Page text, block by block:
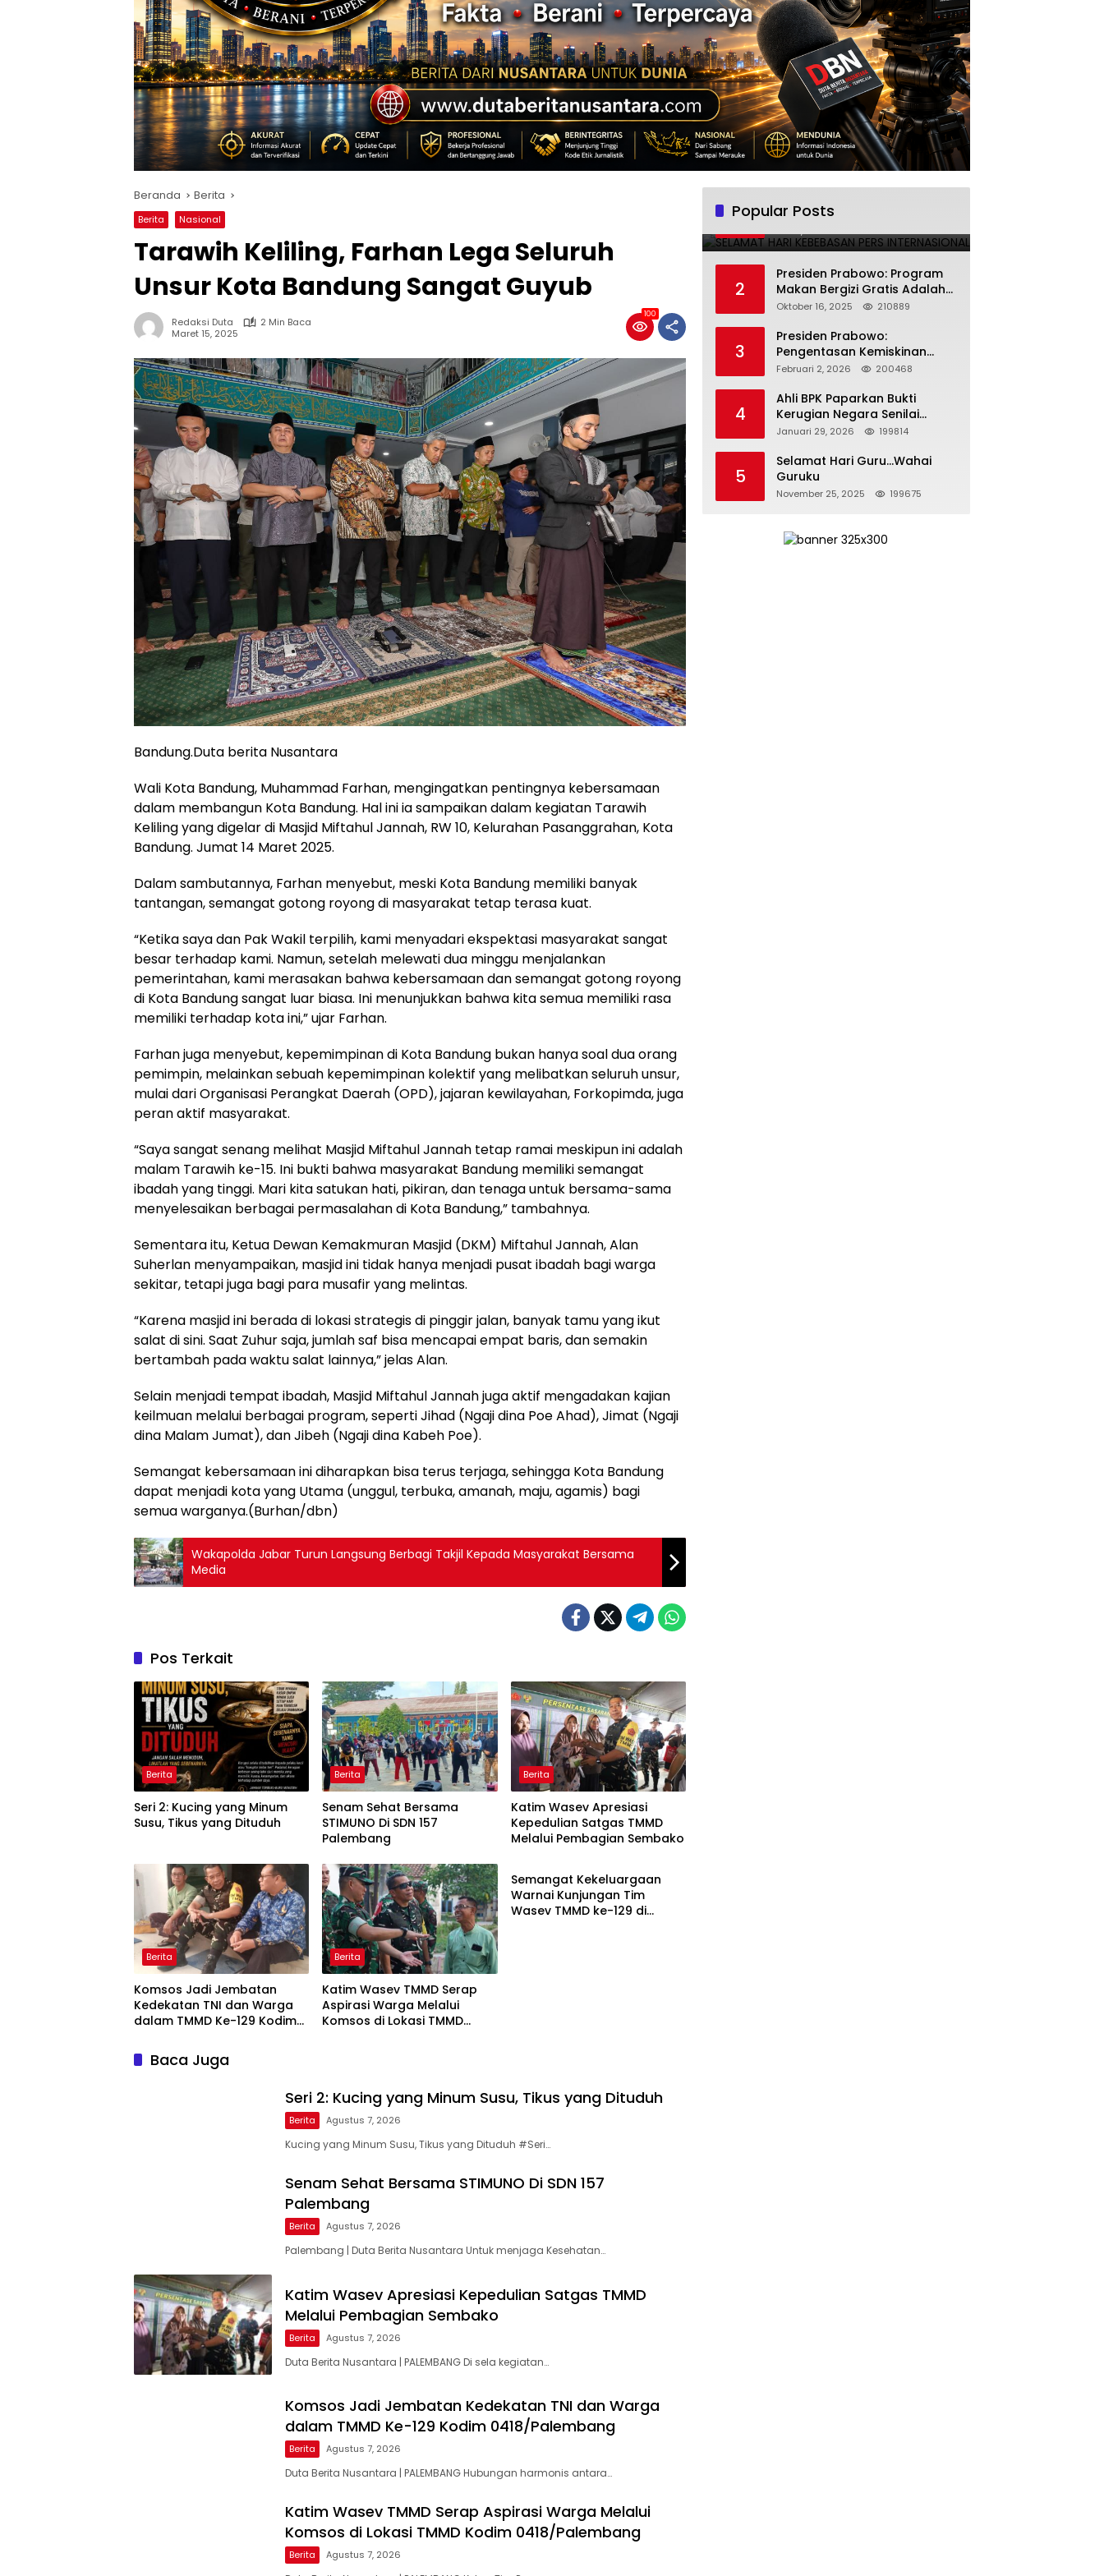
Beranda Berita
Berita Nasional
Tarawih Keliling, Farhan Lega Seluruh
Unsur Kota Bandung Sangat Guyub
Redaksi Duta
2 Min Baca
Maret 15, 2025
100
Bandung.Duta berita Nusantara
Wali Kota Bandung, Muhammad Farhan, mengingatkan pentingnya kebersamaan
dalam membangun Kota Bandung. Hal ini ia sampaikan dalam kegiatan Tarawih
Keliling yang digelar di Masjid Miftahul Jannah, RW 10, Kelurahan Pasanggrahan, Kota
Bandung. Jumat 14 Maret 2025.
Dalam sambutannya, Farhan menyebut, meski Kota Bandung memiliki banyak
tantangan, semangat gotong royong di masyarakat tetap terasa kuat.
“Ketika saya dan Pak Wakil terpilih, kami menyadari ekspektasi masyarakat sangat
besar terhadap kami. Namun, setelah melewati dua minggu menjalankan
pemerintahan, kami merasakan bahwa kebersamaan dan semangat gotong royong
di Kota Bandung sangat luar biasa. Ini menunjukkan bahwa kita semua memiliki rasa
memiliki terhadap kota ini,” ujar Farhan.
Farhan juga menyebut, kepemimpinan di Kota Bandung bukan hanya soal dua orang
pemimpin, melainkan sebuah kepemimpinan kolektif yang melibatkan seluruh unsur,
mulai dari Organisasi Perangkat Daerah (OPD), jajaran kewilayahan, Forkopimda, juga
peran aktif masyarakat.
“Saya sangat senang melihat Masjid Miftahul Jannah tetap ramai meskipun ini adalah
malam Tarawih ke-15. Ini bukti bahwa masyarakat Bandung memiliki semangat
ibadah yang tinggi. Mari kita satukan hati, pikiran, dan tenaga untuk bersama-sama
menyelesaikan berbagai permasalahan di Kota Bandung,” tambahnya.
Sementara itu, Ketua Dewan Kemakmuran Masjid (DKM) Miftahul Jannah, Alan
Suherlan menyampaikan, masjid ini tidak hanya menjadi pusat ibadah bagi warga
sekitar, tetapi juga bagi para musafir yang melintas.
“Karena masjid ini berada di lokasi strategis di pinggir jalan, banyak tamu yang ikut
salat di sini. Saat Zuhur saja, jumlah saf bisa mencapai empat baris, dan semakin
bertambah pada waktu salat lainnya,” jelas Alan.
Selain menjadi tempat ibadah, Masjid Miftahul Jannah juga aktif mengadakan kajian
keilmuan melalui berbagai program, seperti Jihad (Ngaji dina Poe Ahad), Jimat (Ngaji
dina Malam Jumat), dan Jibeh (Ngaji dina Kabeh Poe).
Semangat kebersamaan ini diharapkan bisa terus terjaga, sehingga Kota Bandung
dapat menjadi kota yang Utama (unggul, terbuka, amanah, maju, agamis) bagi
semua warganya.(Burhan/dbn)
Wakapolda Jabar Turun Langsung Berbagi Takjil Kepada Masyarakat Bersama
Media
Pos Terkait
Berita
Seri 2: Kucing yang Minum
Susu, Tikus yang Dituduh
Berita
Senam Sehat Bersama
STIMUNO Di SDN 157
Palembang
Berita
Katim Wasev Apresiasi
Kepedulian Satgas TMMD
Melalui Pembagian Sembako
Berita
Komsos Jadi Jembatan
Kedekatan TNI dan Warga
dalam TMMD Ke-129 Kodim
Berita
Katim Wasev TMMD Serap
Aspirasi Warga Melalui
Komsos di Lokasi TMMD
Berita
Semangat Kekeluargaan
Warnai Kunjungan Tim
Wasev TMMD ke-129 di
Baca Juga
Seri 2: Kucing yang Minum Susu, Tikus yang Dituduh
Berita Agustus 7, 2026
Kucing yang Minum Susu, Tikus yang Dituduh #Seri…
Senam Sehat Bersama STIMUNO Di SDN 157
Palembang
Berita Agustus 7, 2026
Palembang | Duta Berita Nusantara Untuk menjaga Kesehatan…
Katim Wasev Apresiasi Kepedulian Satgas TMMD
Melalui Pembagian Sembako
Berita Agustus 7, 2026
Duta Berita Nusantara | PALEMBANG Di sela kegiatan…
Komsos Jadi Jembatan Kedekatan TNI dan Warga
dalam TMMD Ke-129 Kodim 0418/Palembang
Berita Agustus 7, 2026
Duta Berita Nusantara | PALEMBANG Hubungan harmonis antara…
Katim Wasev TMMD Serap Aspirasi Warga Melalui
Komsos di Lokasi TMMD Kodim 0418/Palembang
Berita Agustus 7, 2026
Popular Posts
1
INTERNASIONAL
Mei 3, 2025 224691
2
Presiden Prabowo: Program
Makan Bergizi Gratis Adalah
Investasi untuk Masa Depan
Oktober 16, 2025 210889
3
Presiden Prabowo:
Pengentasan Kemiskinan
Butuh Persatuan dan
Bertanggung Jawab
Februari 2, 2026 200468
4
Ahli BPK Paparkan Bukti
Kerugian Negara Senilai
Rp285 Triliun dalam
Pertamina
Januari 29, 2026 199814
5
Selamat Hari Guru…Wahai
Guruku
November 25, 2025 199675